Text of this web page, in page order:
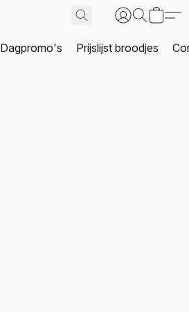
Dagpromo's Prijslijst broodjes